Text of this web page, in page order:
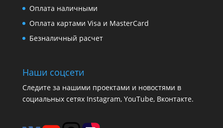
Оплата наличными
Оплата картами Visa и MasterCard
Безналичный расчет
Наши соцсети
Следите за нашими проектами и новостями в
социальных сетях Instagram, YouTube, Вконтакте.